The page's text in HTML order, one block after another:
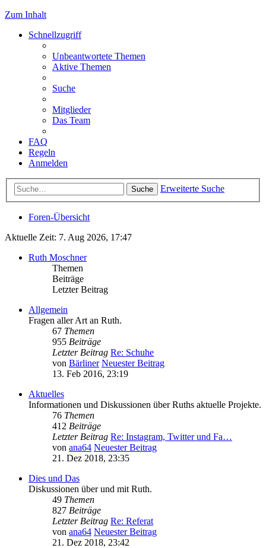
Zum Inhalt
Schnellzugriff
Unbeantwortete Themen
Aktive Themen
Suche
Mitglieder
Das Team
FAQ
Regeln
Anmelden
Suche Erweiterte Suche
Foren-Übersicht
Aktuelle Zeit: 7. Aug 2026, 17:47
Ruth Moschner
Themen
Beiträge
Letzter Beitrag
Allgemein
Fragen aller Art an Ruth.
67 Themen
955 Beiträge
Letzter Beitrag Re: Schuhe
von Bärliner Neuester Beitrag
13. Feb 2016, 23:19
Aktuelles
Informationen und Diskussionen über Ruths aktuelle Projekte.
76 Themen
412 Beiträge
Letzter Beitrag Re: Instagram, Twitter und Fa…
von ana64 Neuester Beitrag
21. Dez 2018, 23:35
Dies und Das
Diskussionen über und mit Ruth.
49 Themen
827 Beiträge
Letzter Beitrag Re: Referat
von ana64 Neuester Beitrag
21. Dez 2018, 23:42